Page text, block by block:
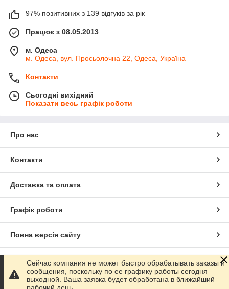
97% позитивних з 139 відгуків за рік
Працює з 08.05.2013
м. Одеса
м. Одеса, вул. Просьолочна 22, Одеса, Україна
Контакти
Сьогодні вихідний
Показати весь графік роботи
Про нас
Контакти
Доставка та оплата
Графік роботи
Повна версія сайту
Сайт створено на маркетплейсі Prom.ua
Політика конфіденційності
Сейчас компания не может быстро обрабатывать заказы и
сообщения, поскольку по ее графику работы сегодня
выходной. Ваша заявка будет обработана в ближайший